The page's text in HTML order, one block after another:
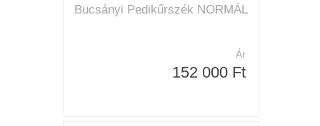
Bucsányi Pedikűrszék NORMÁL
Ár
152 000 Ft